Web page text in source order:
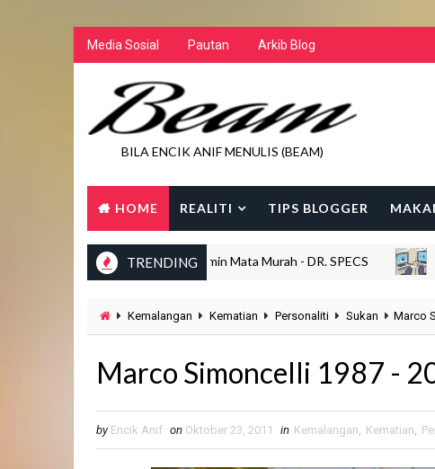
Media Sosial Pautan Arkib Blog
BILA ENCIK ANIF MENULIS (BEAM)
HOME REALITI TIPS BLOGGER
TRENDING
BEING 40S Kedai Cermin Mata Murah - DR. SPECS
Kemalangan Kematian Personaliti Sukan Marco
Marco Simoncelli 1987 -
by Encik Anif on Oktober 23, 2011 in Kemalangan, Kematian,